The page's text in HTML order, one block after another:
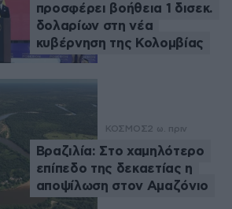
προσφέρει βοήθεια 1 δισεκ.
δολαρίων στη νέα
κυβέρνηση της Κολομβίας
ΚΟΣΜΟΣ2 ω. πριν
Βραζιλία: Στο χαμηλότερο
επίπεδο της δεκαετίας η
αποψίλωση στον Αμαζόνιο